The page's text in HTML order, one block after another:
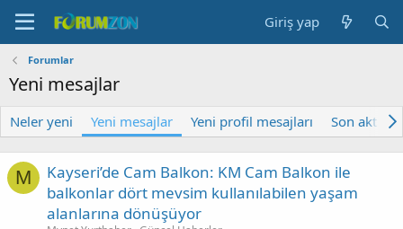
Giriş yap
Forumlar
Yeni mesajlar
Neler yeni Yeni mesajlar Yeni profil mesajları Son aktivite
M
Kayseri’de Cam Balkon: KM Cam Balkon ile
balkonlar dört mevsim kullanılabilen yaşam
alanlarına dönüşüyor